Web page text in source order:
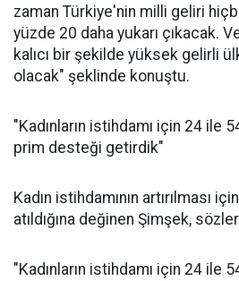
zaman Türkiye'nin milli geliri
yüzde 20 daha yukarı çıkacak.
kalıcı bir şekilde yüksek gelirli
olacak" şeklinde konuştu.
"Kadınların istihdamı için 24 ile
prim desteği getirdik"
Kadın istihdamının artırılması
atıldığına değinen Şimşek,
"Kadınların istihdamı için 24 ile